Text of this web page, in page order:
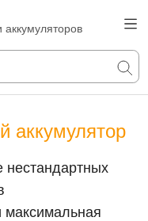
аккумуляторов
аккумулятор
нестандартных
максимальная